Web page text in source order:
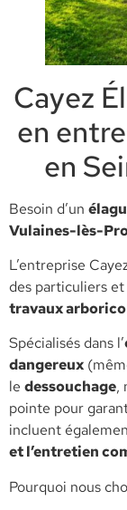
Cayez
en
en
​Besoin d’un
Vulaines-lès-
L’entreprise
des particuliers
travaux
​Spécialisés dans l’
dangereux
le dessouchage,
pointe pour
incluent
et l’entretien
​Pourquoi nous